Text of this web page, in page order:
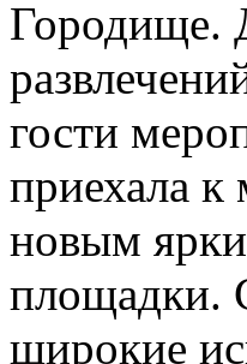
Городище.
гости
приехала
новым
площадки.
широкие